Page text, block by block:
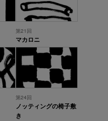
第21回
マカロニ
第24回
ノッティングの椅子敷
き